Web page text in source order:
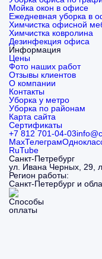
Мойка окон в офисе
Ежедневная уборка в
Химчистка офисной
Химчистка ковролина
Дезинфекция офиса
Информация
Цены
Фото наших работ
Отзывы клиентов
О компании
Контакты
Уборка у метро
Уборка по районам
Карта сайта
Сертификаты
+7 812 701-04-03
MaxТелеграм
RuTube
Санкт-Петребург
ул. Ивана Черных, 29,
Регион работы:
Санкт-Петербург и